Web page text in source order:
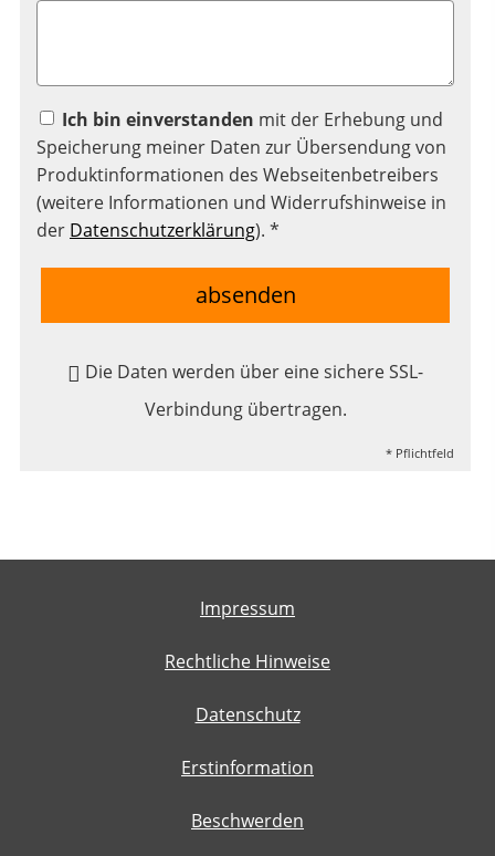
Ich bin einverstanden mit der Erhebung und
Speicherung meiner Daten zur Übersendung von
Produktinformationen des Webseitenbetreibers
(weitere Informationen und Widerrufshinweise in
der Datenschutzerklärung). *
absenden
Die Daten werden über eine sichere SSL-
Verbindung übertragen.
* Pflichtfeld
Impressum
Rechtliche Hinweise
Datenschutz
Erstinformation
Beschwerden